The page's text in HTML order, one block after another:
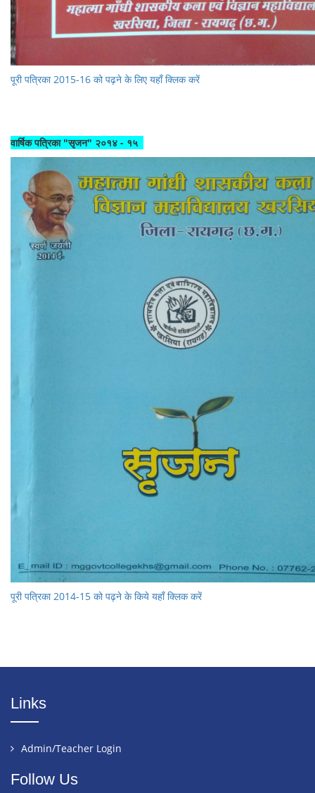
पूरी पत्रिका 2015-16 को पढ़ने के लिए यहाँ क्लिक करें
वार्षिक पत्रिका "सृजन" २०१४ - १५
पूरी पत्रिका 2014-15 को पढ़ने के किये यहाँ क्लिक करें
Links
Admin/Teacher Login
Follow Us